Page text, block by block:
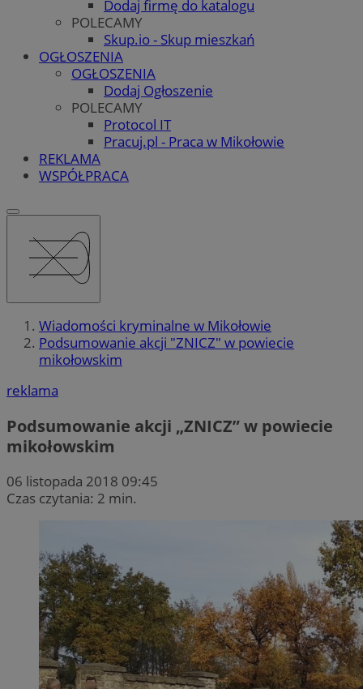
Dodaj firmę do katalogu
POLECAMY
Skup.io - Skup mieszkań
OGŁOSZENIA
OGŁOSZENIA
Dodaj Ogłoszenie
POLECAMY
Protocol IT
Pracuj.pl - Praca w Mikołowie
REKLAMA
WSPÓŁPRACA
Wiadomości kryminalne w Mikołowie
Podsumowanie akcji "ZNICZ" w powiecie
mikołowskim
reklama
Podsumowanie akcji „ZNICZ” w powiecie
mikołowskim
06 listopada 2018 09:45
Czas czytania: 2 min.